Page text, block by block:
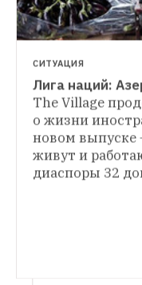
ЛЮДИ В ГОРОДЕ
Вьетнамцы,
о том, где
продукты
постоянно
рассказали о
СИТУАЦИЯ
Лига наций:
The Village
о жизни
новом выпуске
живут и
диаспоры 32